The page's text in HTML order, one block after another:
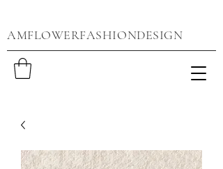
AMFLOWERFASHIONDESIGN